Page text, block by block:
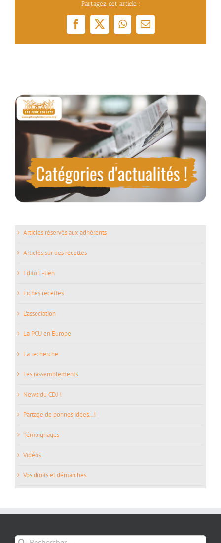
en
charge
les
Partagez cet article :
Facebook
X WhatsApp
Email
Articles réservés aux adhérents
Articles sur des recettes
Edito E-lien
Fiches recettes
L'association
La PCU en Europe
La recherche
Les rassemblements
News du CDJ !
Partage de bonnes idées…!
Témoignages
Vidéos
Vos droits et démarches
Rechercher: